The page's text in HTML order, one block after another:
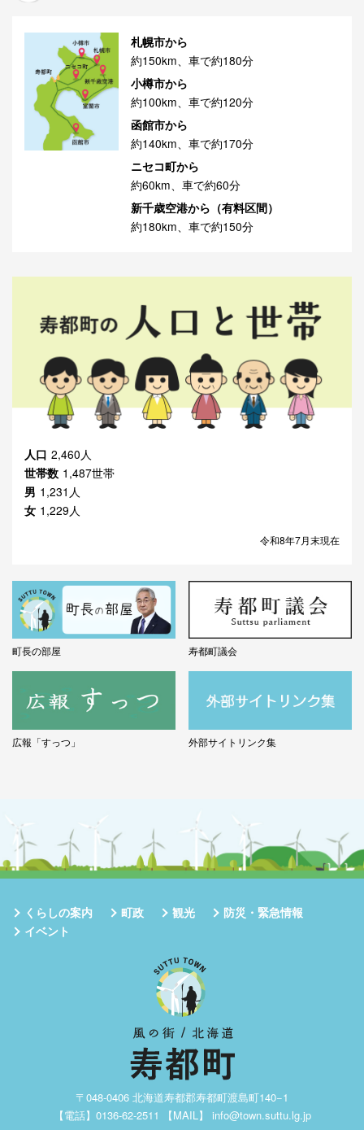
札幌市から
約150km、車で約180分
小樽市から
約100km、車で約120分
函館市から
約140km、車で約170分
ニセコ町から
約60km、車で約60分
新千歳空港から（有料区間）
約180km、車で約150分
人口 2,460人
世帯数 1,487世帯
男 1,231人
女 1,229人
令和8年7月末現在
町長の部屋 寿都町議会
広報「すっつ」 外部サイトリンク集
くらしの案内 町政 観光
防災・緊急情報
イベント
〒048-0406 北海道寿都郡寿都町渡島町140−1
【電話】0136-62-2511 【MAIL】 info@town.suttu.lg.jp